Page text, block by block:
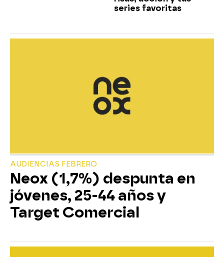
series favoritas
AUDIENCIAS FEBRERO
Neox (1,7%) despunta en
jóvenes, 25-44 años y
Target Comercial